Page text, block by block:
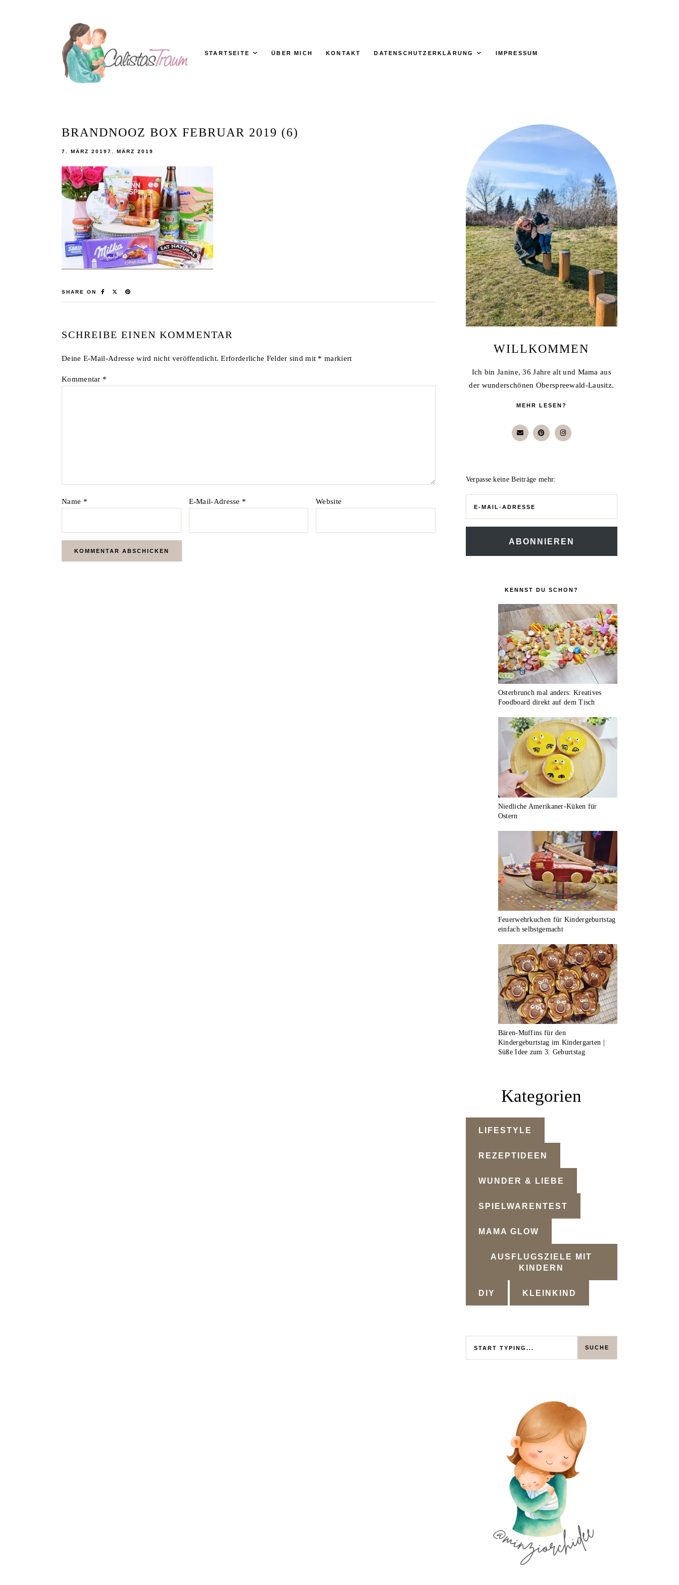
Traum
STARTSEITE ÜBER MICH KONTAKT DATENSCHUTZERKLÄRUNG IMPRESSUM
BRANDNOOZ BOX FEBRUAR 2019 (6)
7. MÄRZ 20197. MÄRZ 2019
SHARE ON
SCHREIBE EINEN KOMMENTAR
Deine E-Mail-Adresse wird nicht veröffentlicht. Erforderliche Felder sind mit * markiert
Kommentar *
Name * E-Mail-Adresse * Website
WILLKOMMEN
Ich bin Janine, 36 Jahre alt und Mama aus
der wunderschönen Oberspreewald-Lausitz.
MEHR LESEN?
Verpasse keine Beiträge mehr:
Adresse
ABONNIEREN
KENNST DU SCHON?
Osterbrunch mal anders: Kreatives
Foodboard direkt auf dem Tisch
Niedliche Amerikaner-Küken für
Ostern
Feuerwehrkuchen für Kindergeburtstag
einfach selbstgemacht
Bären-Muffins für den
Kindergeburtstag im Kindergarten |
Süße Idee zum 3. Geburtstag
Kategorien
LIFESTYLE
REZEPTIDEEN
WUNDER & LIEBE
SPIELWARENTEST
MAMA GLOW
AUSFLUGSZIELE MIT
KINDERN
DIY KLEINKIND
SUCHE